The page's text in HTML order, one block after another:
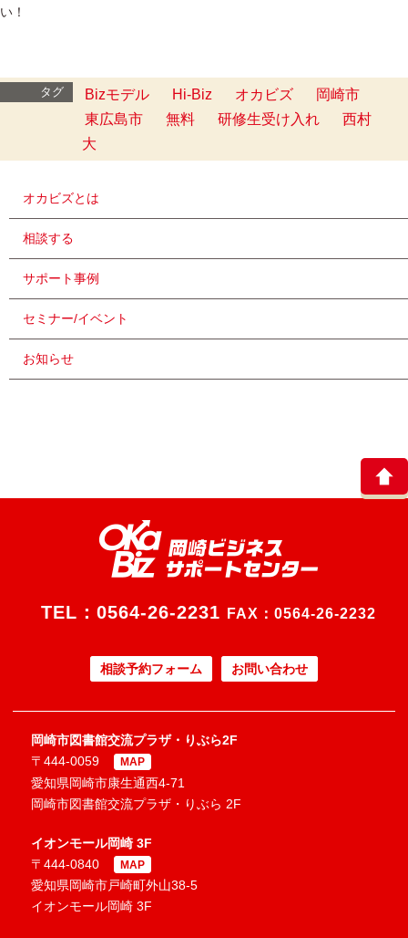
い！
タグ Bizモデル Hi-Biz オカビズ
岡崎市
東広島市
無料 研修生受け入れ
西村
大
オカビズとは
相談する
サポート事例
セミナー/イベント
お知らせ
TEL： 0564-26-2231 FAX：0564-26-2232
相談予約フォーム お問い合わせ
岡崎市図書館交流プラザ・りぶら2F
〒444-0059
MAP
愛知県岡崎市康生通西4-71
岡崎市図書館交流プラザ・りぶら 2F
イオンモール岡崎 3F
〒444-0840
MAP
愛知県岡崎市戸崎町外山38-5
イオンモール岡崎 3F